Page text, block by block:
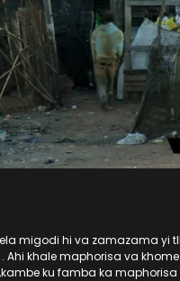
Ahi khale maphorisa va khome
eka